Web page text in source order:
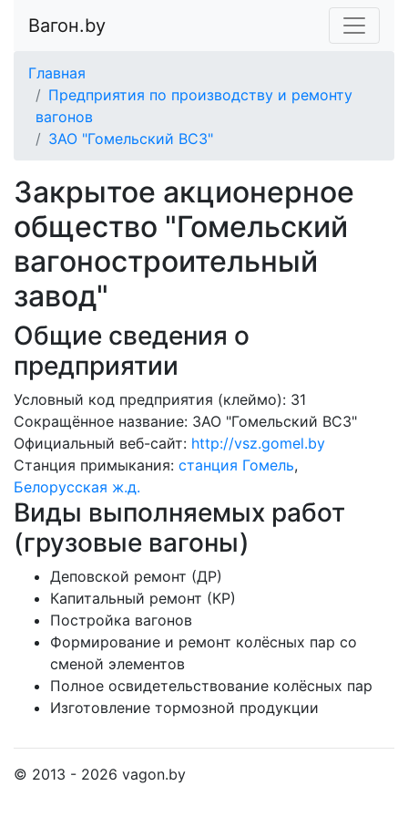
Вагон.by
Главная
Предприятия по производству и ремонту
вагонов
ЗАО "Гомельский ВСЗ"
Закрытое акционерное
общество "Гомельский
вагоностроительный
завод"
Общие сведения о
предприятии
Условный код предприятия (клеймо): 31
Сокращённое название: ЗАО "Гомельский ВСЗ"
Официальный веб-сайт: http://vsz.gomel.by
Станция примыкания: станция Гомель,
Белорусская ж.д.
Виды выполняемых работ
(грузовые вагоны)
Деповской ремонт (ДР)
Капитальный ремонт (КР)
Постройка вагонов
Формирование и ремонт колёсных пар со
сменой элементов
Полное освидетельствование колёсных пар
Изготовление тормозной продукции
© 2013 - 2026 vagon.by